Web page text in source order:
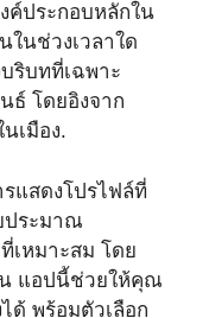
ค์ประกอบหลักใน
ในช่วงเวลาใด
ริบทที่เฉพาะ
ธ์ โดยอิงจาก
เมือง.
แสดงโปรไฟล์ที่
ประมาณ
เหมาะสม โดย
แอปนี้ช่วยให้คุณ
ด้ พร้อมตัวเลือก